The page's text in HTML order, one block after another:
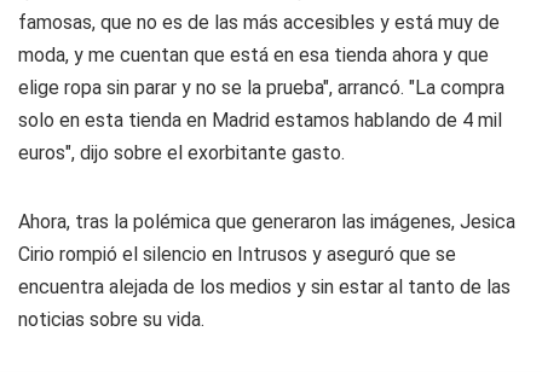
famosas, que no es de las más accesibles y está muy de
moda, y me cuentan que está en esa tienda ahora y que
elige ropa sin parar y no se la prueba", arrancó. "La compra
solo en esta tienda en Madrid estamos hablando de 4 mil
euros", dijo sobre el exorbitante gasto.
Ahora, tras la polémica que generaron las imágenes, Jesica
Cirio rompió el silencio en Intrusos y aseguró que se
encuentra alejada de los medios y sin estar al tanto de las
noticias sobre su vida.